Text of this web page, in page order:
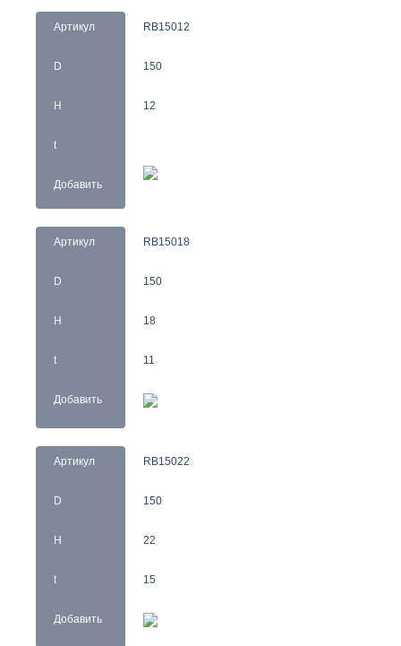
Артикул
D
H
t
Добавить
RB15012
150
12
Артикул
D
H
t
Добавить
RB15018
150
18
11
Артикул
D
H
t
Добавить
RB15022
150
22
15